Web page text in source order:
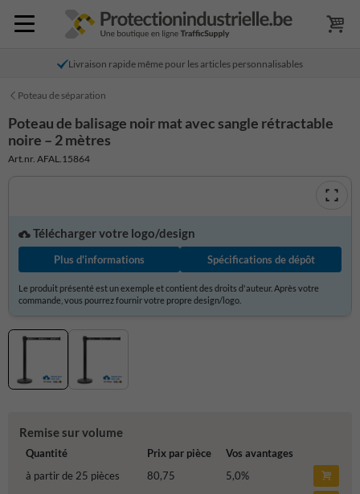
Livraison rapide même pour les articles personnalisables
Poteau de séparation
Poteau de balisage noir mat avec sangle rétractable
noire – 2 mètres
Art.nr. AFAL.15864
Télécharger votre logo/design
Plus d'informations Spécifications de dépôt
Le produit présenté est un exemple et contient des droits d'auteur. Après votre
commande, vous pourrez fournir votre propre design/logo.
Remise sur volume
Quantité Prix par pièce
Vos avantages
à partir de 25 pièces
80,75 5,0%